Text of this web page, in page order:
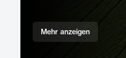
Mehr anzeigen